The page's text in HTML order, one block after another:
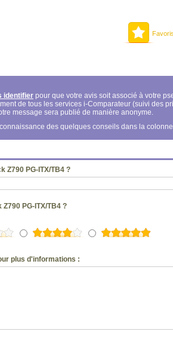
Favoris
identifier pour que votre avis soit associé à votre
de tous les services i-Comparateur (suivi des
message sera publié de manière anonyme.
des quelques conseils dans la
Z790 PG-ITX/TB4 ?
PG-ITX/TB4 ?
plus d'informations :